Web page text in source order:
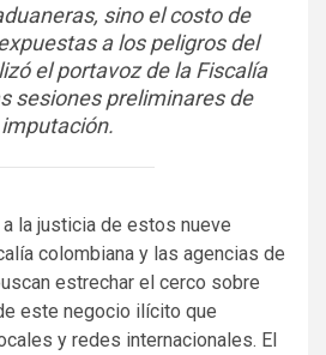
sino el costo de
a los peligros del
el portavoz de la Fiscalía
sesiones preliminares de
imputación.
la justicia de estos nueve
colombiana y las agencias de
estrechar el cerco sobre
este negocio ilícito que
y redes internacionales. El